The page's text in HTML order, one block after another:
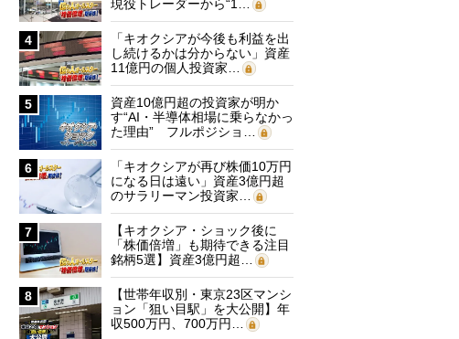
現役トレーダーから“1…
4
「キオクシアが今後も利益を出
し続けるかは分からない」資産
11億円の個人投資家…
5
資産10億円超の投資家が明か
す“AI・半導体相場に乗らなかっ
た理由” フルポジショ…
6
「キオクシアが再び株価10万円
になる日は遠い」資産3億円超
のサラリーマン投資家…
7
【キオクシア・ショック後に
「株価倍増」も期待できる注目
銘柄5選】資産3億円超…
8
【世帯年収別・東京23区マンシ
ョン「狙い目駅」を大公開】年
収500万円、700万円…